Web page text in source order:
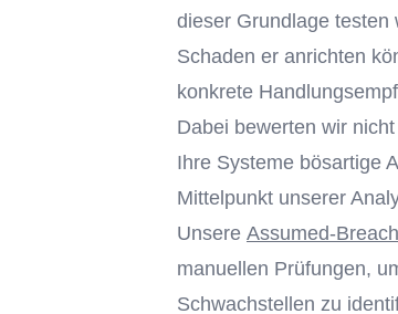
dieser Grundlage testen
Schaden er anrichten
konkrete
Dabei bewerten wir
Ihre Systeme bösartige
Mittelpunkt unserer
Unsere Assumed-
manuellen Prüfungen,
Schwachstellen zu